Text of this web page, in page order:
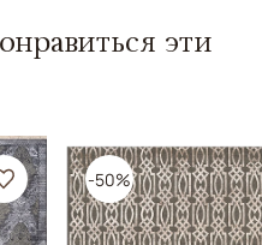
эти
-50%